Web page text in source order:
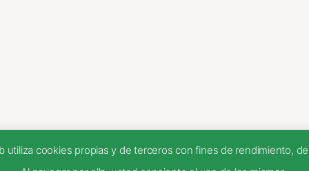
utiliza cookies propias y de terceros con fines de rendimiento,